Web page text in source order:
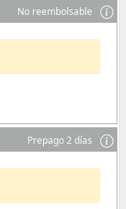
No reembolsable
Prepago 2 días